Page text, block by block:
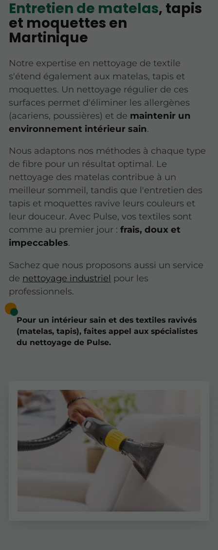
Entretien de matelas, tapis
et moquettes en
Martinique
Notre expertise en nettoyage de textile
s'étend également aux matelas, tapis et
moquettes. Un nettoyage régulier de ces
surfaces permet d'éliminer les allergènes
(acariens, poussières) et de maintenir un
environnement intérieur sain.
Nous adaptons nos méthodes à chaque type
de fibre pour un résultat optimal. Le
nettoyage des matelas contribue à un
meilleur sommeil, tandis que l'entretien des
tapis et moquettes ravive leurs couleurs et
leur douceur. Avec Pulse, vos textiles sont
comme au premier jour :frais, doux et
impeccables.
Sachez que nous proposons aussi un service
de nettoyage industriel pour les
professionnels.
Pour un intérieur sain et des textiles ravivés
(matelas, tapis), faites appel aux spécialistes
du nettoyage de Pulse.